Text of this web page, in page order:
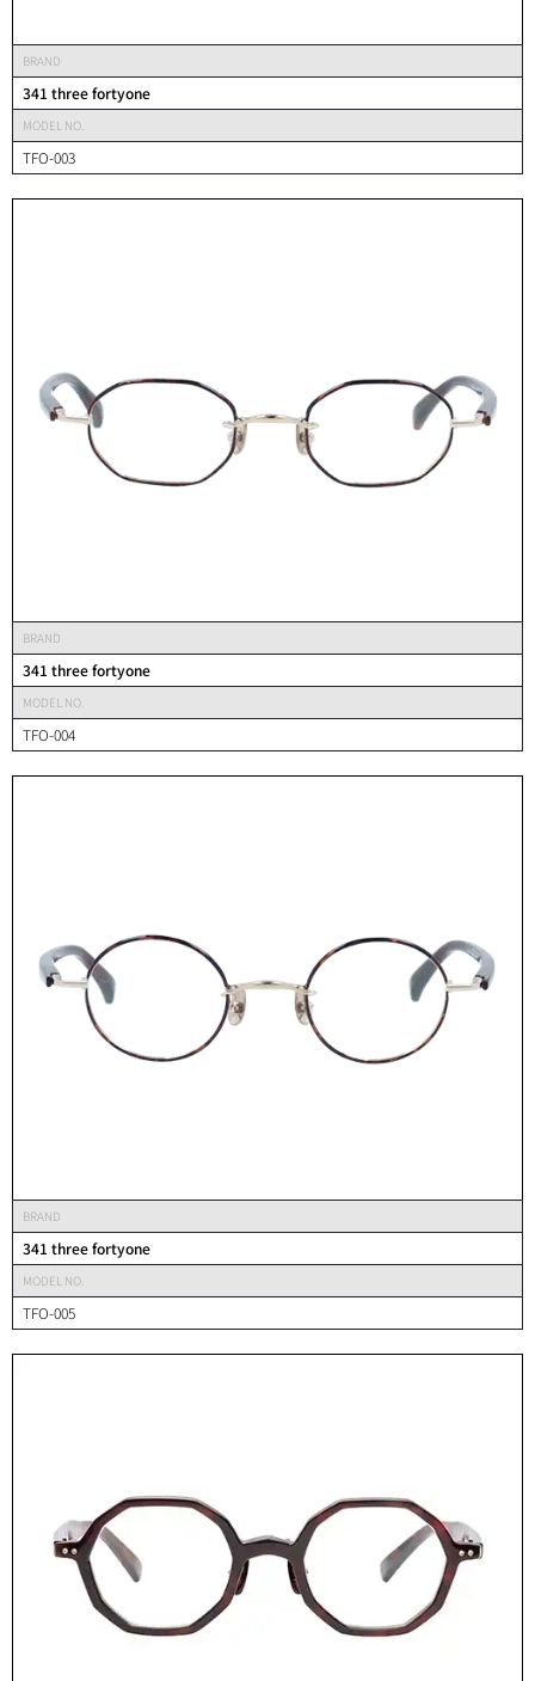
BRAND
341 three fortyone
MODEL NO.
TFO-003
BRAND
341 three fortyone
MODEL NO.
TFO-004
BRAND
341 three fortyone
MODEL NO.
TFO-005